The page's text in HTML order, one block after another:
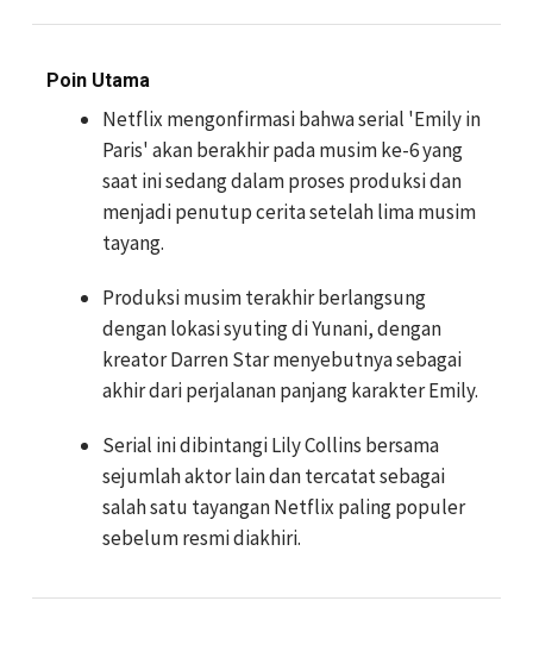
Poin Utama
Netflix mengonfirmasi bahwa serial 'Emily in
Paris' akan berakhir pada musim ke-6 yang
saat ini sedang dalam proses produksi dan
menjadi penutup cerita setelah lima musim
tayang.
Produksi musim terakhir berlangsung
dengan lokasi syuting di Yunani, dengan
kreator Darren Star menyebutnya sebagai
akhir dari perjalanan panjang karakter Emily.
Serial ini dibintangi Lily Collins bersama
sejumlah aktor lain dan tercatat sebagai
salah satu tayangan Netflix paling populer
sebelum resmi diakhiri.